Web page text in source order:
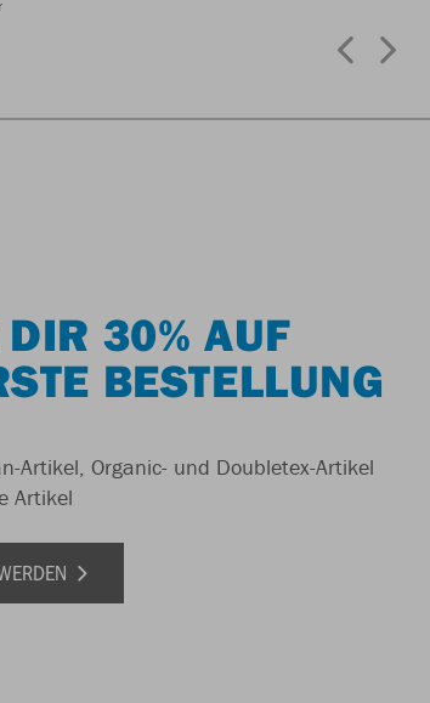
30% AUF
BESTELLUNG
Artikel, Organic- und Doubletex-Artikel
Artikel